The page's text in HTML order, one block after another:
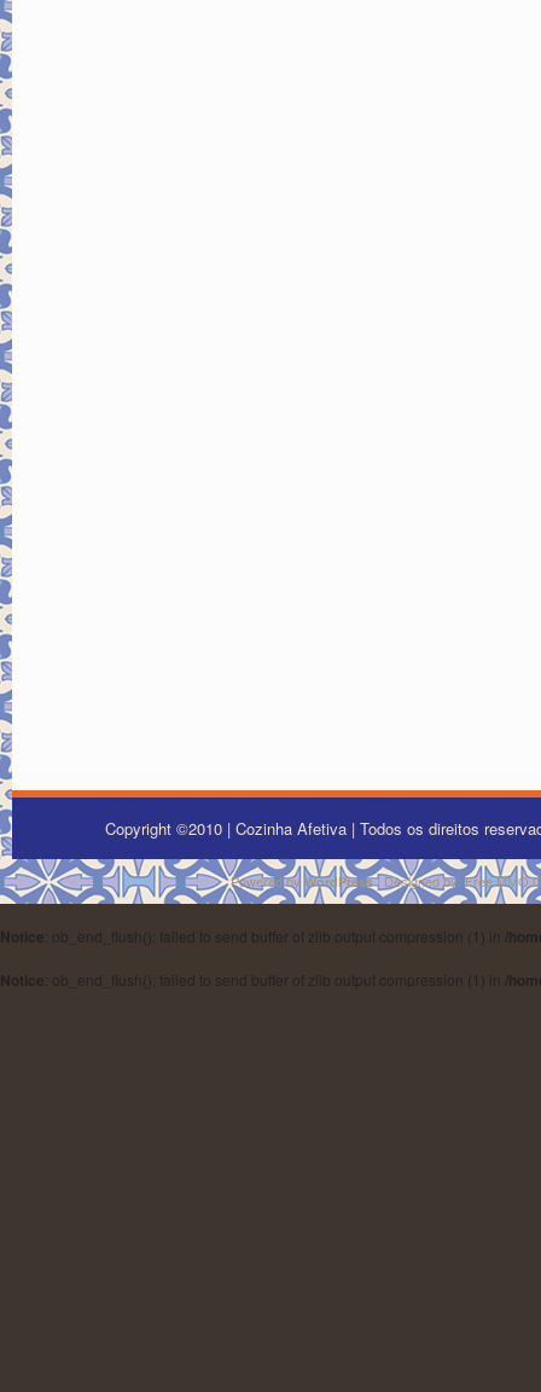
Copyright ©2010 | Cozinha Afetiva | Todos os direitos
Powered by WordPress| Designed by: Free MMO
Notice: ob_end_flush(): failed to send buffer of zlib output compression (1) in /
Notice: ob_end_flush(): failed to send buffer of zlib output compression (1) in /